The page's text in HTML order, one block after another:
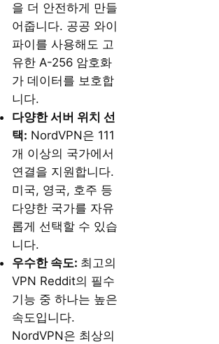
을 더 안전하게 만들
어줍니다. 공공 와이
파이를 사용해도 고
유한 A-256 암호화
가 데이터를 보호합
니다.
다양한 서버 위치 선
택: NordVPN은 111
개 이상의 국가에서
연결을 지원합니다.
미국, 영국, 호주 등
다양한 국가를 자유
롭게 선택할 수 있습
니다.
우수한 속도: 최고의
VPN Reddit의 필수
기능 중 하나는 높은
속도입니다.
NordVPN은 최상의